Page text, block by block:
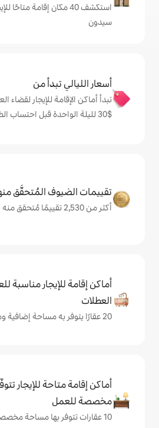
40 مكان إقامة متاحًا للإيجار لقضاء العطلات في
للإيجار لقضاء العطلات في سيدون من
المُتحقَّق منها
مناسبة للعائلات لقضاء
للإيجار تتوفّر بها مساحات